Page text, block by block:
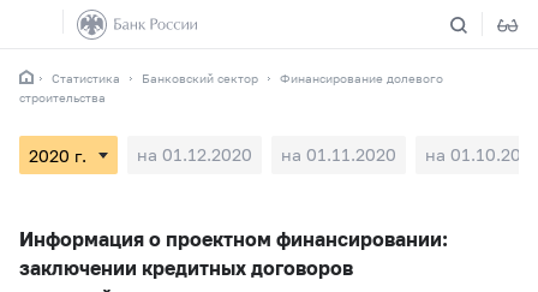
Статистика Банковский сектор
Финансирование долевого
строительства
на 01.12.2020 на 01.11.2020 на
Информация о проектном финансировании:
заключении кредитных договоров